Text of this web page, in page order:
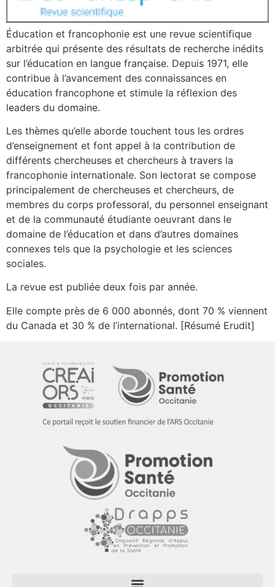
Éducation et francophonie est une revue scientifique
arbitrée qui présente des résultats de recherche inédits
sur l’éducation en langue française. Depuis 1971, elle
contribue à l’avancement des connaissances en
éducation francophone et stimule la réflexion des
leaders du domaine.
Les thèmes qu’elle aborde touchent tous les ordres
d’enseignement et font appel à la contribution de
différents chercheuses et chercheurs à travers la
francophonie internationale. Son lectorat se compose
principalement de chercheuses et chercheurs, de
membres du corps professoral, du personnel enseignant
et de la communauté étudiante oeuvrant dans le
domaine de l’éducation et dans d’autres domaines
connexes tels que la psychologie et les sciences
sociales.
La revue est publiée deux fois par année.
Elle compte près de 6 000 abonnés, dont 70 % viennent
du Canada et 30 % de l’international. [Résumé Erudit]